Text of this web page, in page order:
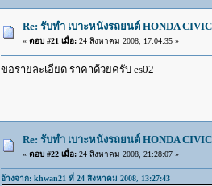
Re: รับทำ เบาะหนังรถยนต์ HONDA
« ตอบ #21 เมื่อ:24 สิงหาคม 2008, 17:04:35 »
ขอรายละเอียด ราคาด้วยครับ es02
Re: รับทำ เบาะหนังรถยนต์ HONDA
« ตอบ #22 เมื่อ:24 สิงหาคม 2008, 21:28:07 »
อ้างจาก: khwan21 ที่ 24 สิงหาคม 2008, 13:27:43